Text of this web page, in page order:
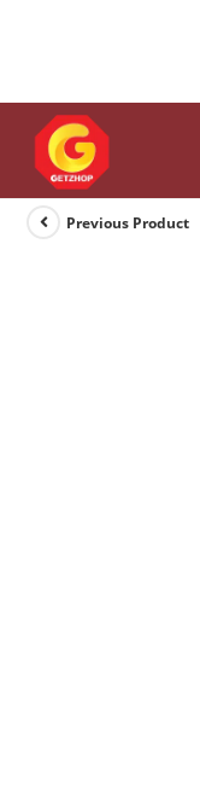
Previous Product